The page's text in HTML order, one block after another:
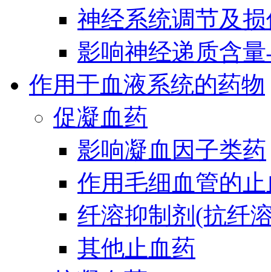
神经系统调节及
影响神经递质含
作用于血液系统的药物
促凝血药
影响凝血因子类药
作用毛细血管的
纤溶抑制剂(抗纤
其他止血药